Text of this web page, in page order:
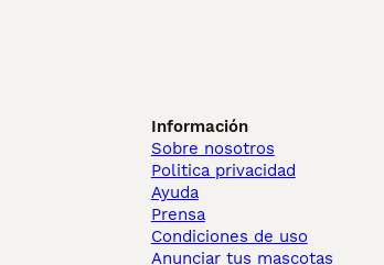
Información
Sobre nosotros
Politica privacidad
Ayuda
Prensa
Condiciones de uso
Anunciar tus mascotas